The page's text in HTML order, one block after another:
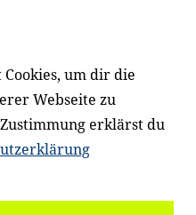
arbeiten wir eng
Unternehmen
um dir die
Webseite zu
erklärst du